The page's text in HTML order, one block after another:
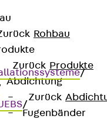
Rohbau
Zurück Produkte
Abdichtung
Zurück
Fugenbänder
/
/